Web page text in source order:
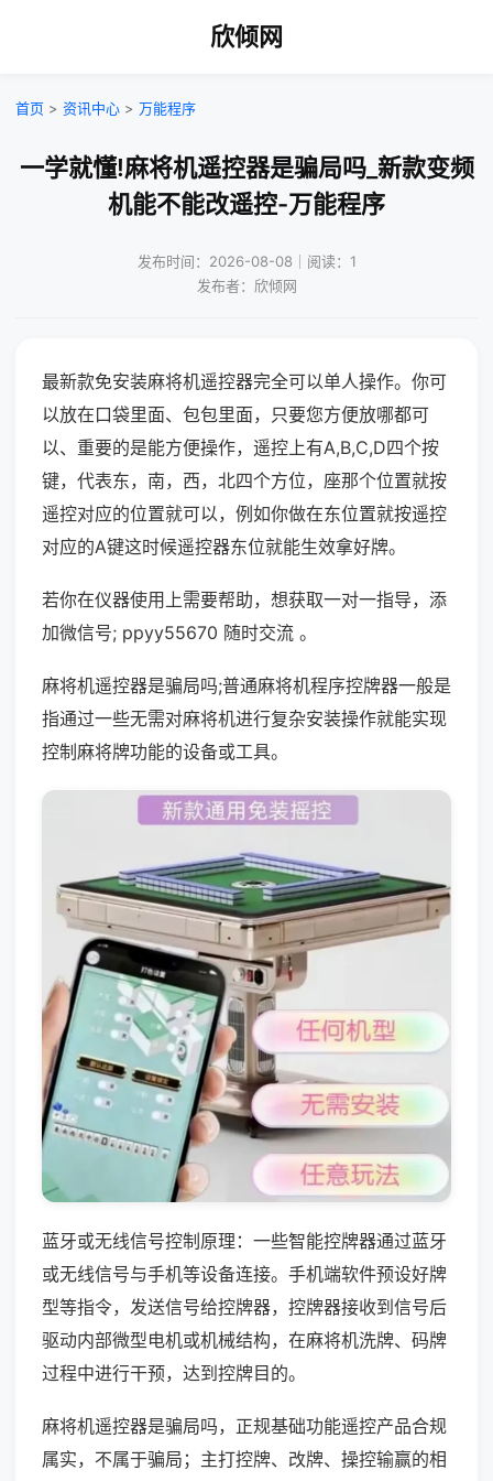
欣倾网
首页 > 资讯中心 > 万能程序
一学就懂!麻将机遥控器是骗局吗_新款变频
机能不能改遥控-万能程序
发布时间：2026-08-08｜阅读：1
发布者：欣倾网
最新款免安装麻将机遥控器完全可以单人操作。你可
以放在口袋里面、包包里面，只要您方便放哪都可
以、重要的是能方便操作，遥控上有A,B,C,D四个按
键，代表东，南，西，北四个方位，座那个位置就按
遥控对应的位置就可以，例如你做在东位置就按遥控
对应的A键这时候遥控器东位就能生效拿好牌。
若你在仪器使用上需要帮助，想获取一对一指导，添
加微信号; ppyy55670 随时交流 。
麻将机遥控器是骗局吗;普通麻将机程序控牌器一般是
指通过一些无需对麻将机进行复杂安装操作就能实现
控制麻将牌功能的设备或工具。
蓝牙或无线信号控制原理：一些智能控牌器通过蓝牙
或无线信号与手机等设备连接。手机端软件预设好牌
型等指令，发送信号给控牌器，控牌器接收到信号后
驱动内部微型电机或机械结构，在麻将机洗牌、码牌
过程中进行干预，达到控牌目的。
麻将机遥控器是骗局吗，正规基础功能遥控产品合规
属实，不属于骗局；主打控牌、改牌、操控输赢的相